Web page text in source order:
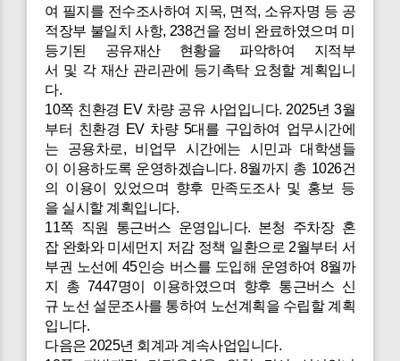
여 필지를 전수조사하여 지목, 면적, 소유자명 등 공
적장부 불일치 사항, 238건을 정비 완료하였으며 미
등기된 공유재산 현황을 파악하여 지적부
서 및 각 재산 관리관에 등기촉탁 요청할 계획입니
다.
10쪽 친환경 EV 차량 공유 사업입니다. 2025년 3월
부터 친환경 EV 차량 5대를 구입하여 업무시간에
는 공용차로, 비업무 시간에는 시민과 대학생들
이 이용하도록 운영하겠습니다. 8월까지 총 1026건
의 이용이 있었으며 향후 만족도조사 및 홍보 등
을 실시할 계획입니다.
11쪽 직원 통근버스 운영입니다. 본청 주차장 혼
잡 완화와 미세먼지 저감 정책 일환으로 2월부터 서
부권 노선에 45인승 버스를 도입해 운영하여 8월까
지 총 7447명이 이용하였으며 향후 통근버스 신
규 노선 설문조사를 통하여 노선계획을 수립할 계획
입니다.
다음은 2025년 회계과 계속사업입니다.